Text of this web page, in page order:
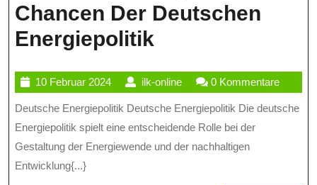
Chancen Der Deutschen
Energiepolitik
Energiewende:
Und
10 Februar 202410
Februar
2024
ilk-onlineilk-
online
0 Kommentare
Deutsche Energiepolitik Deutsche Energiepolitik Die deutsche
Energiepolitik spielt eine entscheidende Rolle bei der
Gestaltung der Energiewende und der nachhaltigen
Entwicklung{...}